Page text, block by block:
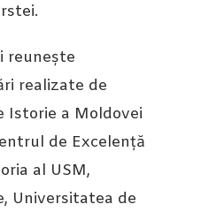
reunește
realizate de
Istorie a Moldovei
de Excelență
al USM,
Universitatea de